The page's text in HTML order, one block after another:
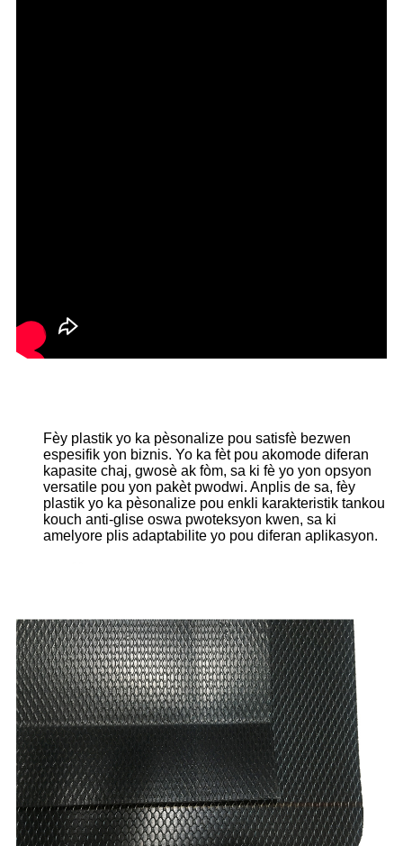
Fèy plastik yo ka pèsonalize pou satisfè bezwen
espesifik yon biznis. Yo ka fèt pou akomode diferan
kapasite chaj, gwosè ak fòm, sa ki fè yo yon opsyon
versatile pou yon pakèt pwodwi. Anplis de sa, fèy
plastik yo ka pèsonalize pou enkli karakteristik tankou
kouch anti-glise oswa pwoteksyon kwen, sa ki
amelyore plis adaptabilite yo pou diferan aplikasyon.